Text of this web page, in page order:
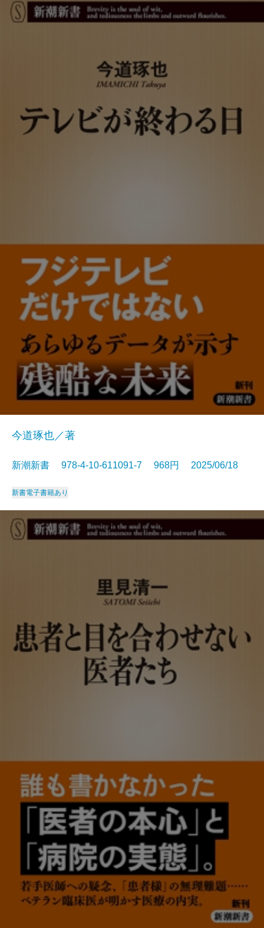
今道琢也／著
新潮新書 978-4-10-611091-7 968円 2025/06/18
新書電子書籍あり